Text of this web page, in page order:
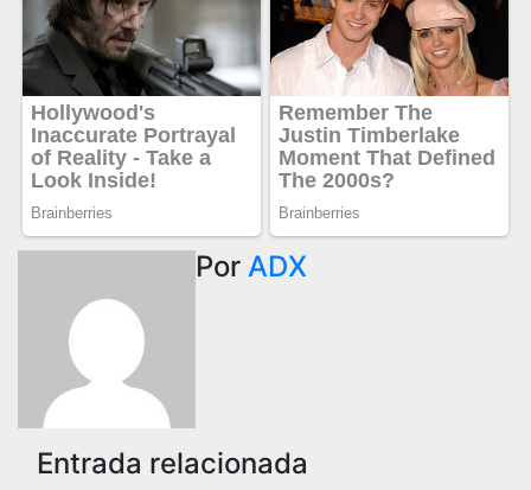
Por ADX
Entrada relacionada